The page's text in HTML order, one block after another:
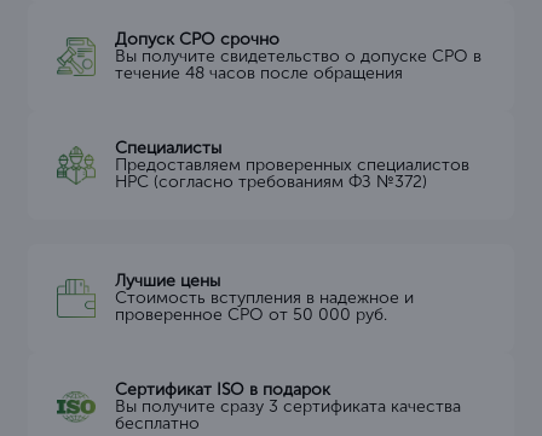
Допуск СРО срочно
Вы получите свидетельство о допуске СРО в
течение 48 часов после обращения
Специалисты
Предоставляем проверенных специалистов
НРС (согласно требованиям ФЗ №372)
Лучшие цены
Стоимость вступления в надежное и
проверенное СРО от 50 000 руб.
Сертификат ISO в подарок
Вы получите сразу 3 сертификата качества
бесплатно